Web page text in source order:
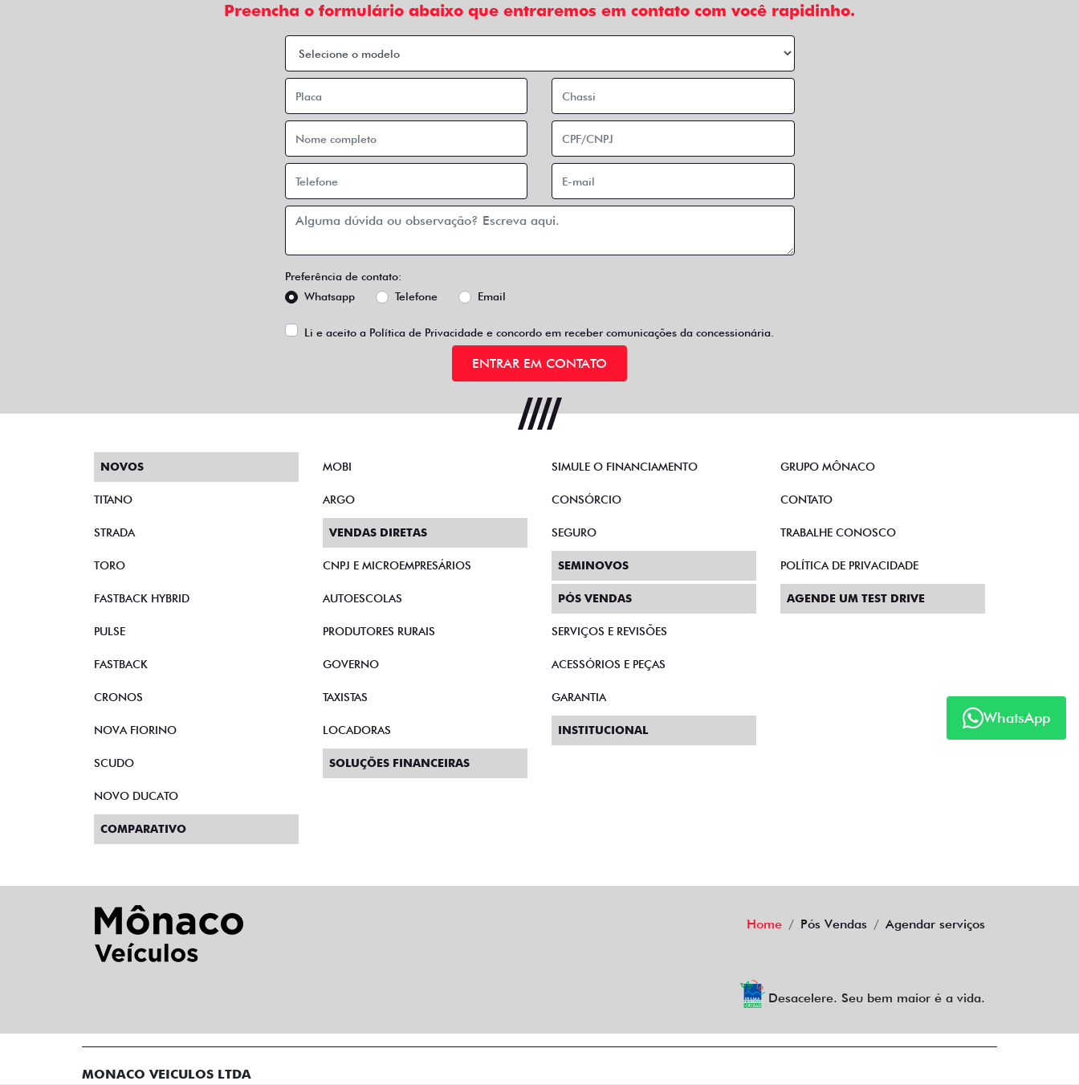
Preencha o formulário abaixo que entraremos em contato com você rapidinho.
Preferência de contato:
Whatsapp
Telefone Email
Li e aceito a Política de Privacidadee concordo em receber comunicações da concessionária.
ENTRAR EM CONTATO
WhatsApp
NOVOS
TITANO
STRADA
TORO
FASTBACK HYBRID
PULSE
FASTBACK
CRONOS
NOVA FIORINO
SCUDO
NOVO DUCATO
MOBI
ARGO
VENDAS DIRETAS
CNPJ E MICROEMPRESÁRIOS
AUTOESCOLAS
PRODUTORES RURAIS
GOVERNO
TAXISTAS
LOCADORAS
SOLUÇÕES FINANCEIRAS
SIMULE O FINANCIAMENTO
CONSÓRCIO
SEGURO
SEMINOVOS
PÓS VENDAS
SERVIÇOS E REVISÕES
ACESSÓRIOS E PEÇAS
GARANTIA
INSTITUCIONAL
GRUPO MÔNACO
CONTATO
TRABALHE CONOSCO
POLÍTICA DE PRIVACIDADE
AGENDE UM TEST DRIVE
COMPARATIVO
Home Pós Vendas Agendar serviços
Desacelere. Seu bem maior é a vida.
MONACO VEICULOS LTDA